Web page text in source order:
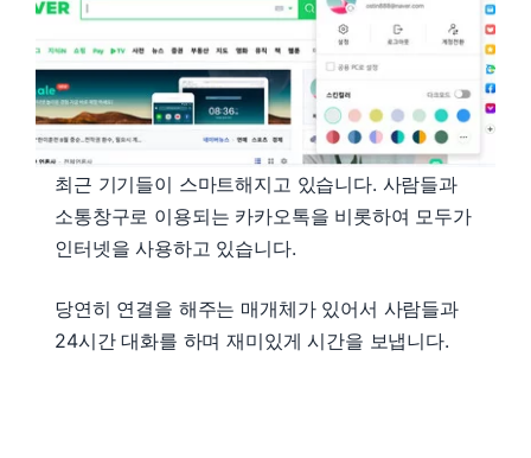
최근 기기들이 스마트해지고 있습니다. 사람들과
소통창구로 이용되는 카카오톡을 비롯하여 모두가
인터넷을 사용하고 있습니다.
당연히 연결을 해주는 매개체가 있어서 사람들과
24시간 대화를 하며 재미있게 시간을 보냅니다.